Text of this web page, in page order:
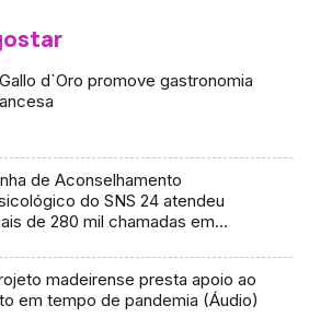
d`Oro promove gastronomia
de Aconselhamento
do SNS 24 atendeu
de 280 mil chamadas em
madeirense presta apoio ao
em tempo de pandemia (Áudio)